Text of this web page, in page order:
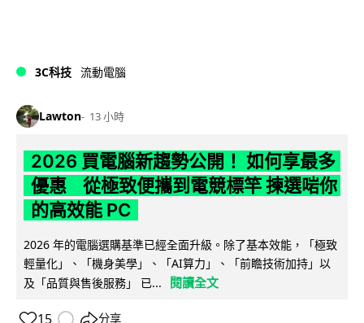
3C科技 流動電腦
Lawton 13 小時
2026 買電腦新趨勢公開！ 如何享最多
優惠 從極致便攜到電競標竿 揀選啱你
的高效能 PC
2026 年的電腦選購基準已經全面升級。除了基本效能，「極致
輕量化」、「機身美學」、「AI算力」、「前瞻技術加持」以
及「品質與售後服務」 已...
閱讀全文
15 分享